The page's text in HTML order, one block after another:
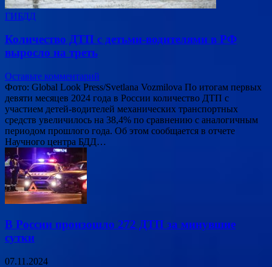
ГИБДД
Количество ДТП с детьми-водителями в РФ
выросло на треть
Оставьте комментарий
Фото: Global Look Press/Svetlana Vozmilova По итогам первых
девяти месяцев 2024 года в России количество ДТП с
участием детей-водителей механических транспортных
средств увеличилось на 38,4% по сравнению с аналогичным
периодом прошлого года. Об этом сообщается в отчете
Научного центра БДД…
В России произошло 272 ДТП за минувшие
сутки
07.11.2024